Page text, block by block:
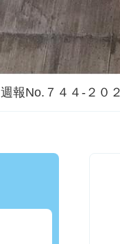
週報No.７４４-２０